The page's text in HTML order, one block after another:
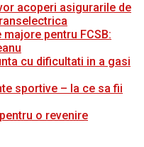
acoperi asigurarile de
pentru FCSB:
cu dificultati in a gasi
sportive – la ce sa fii
o revenire